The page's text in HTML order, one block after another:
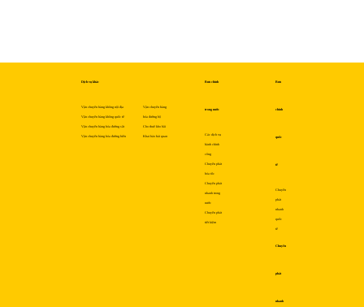
Dịch vụ khác
Vận chuyển hàng không nội địa
Vận chuyển hàng không quốc tế
Vận chuyển hàng hóa đường sắt
Vận chuyển hàng hóa đường biển
Vận chuyển hàng
hóa đường bộ
Cho thuê kho bãi
Khai báo hải quan
Bưu chính
trong nước
Các dịch vụ
hành chính
công
Chuyển phát
hỏa tốc
Chuyển phát
nhanh trong
nước
Chuyển phát
tiết kiệm
Bưu
chính
quốc
tế
Chuyển
phát
nhanh
quốc
tế
Chuyển
phát
nhanh